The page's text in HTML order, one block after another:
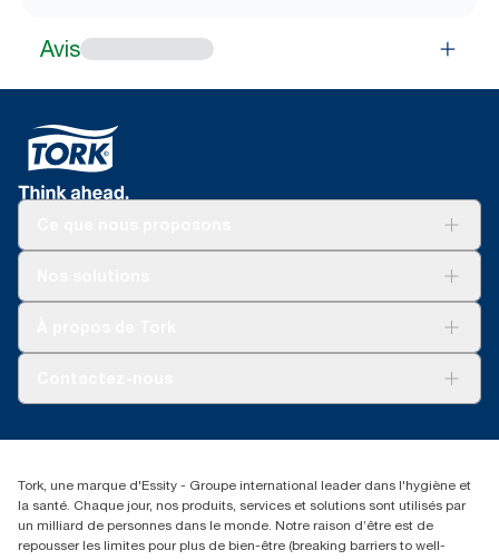
Avis
Réclamation pour distributeurs
02 766 05 30
Essity Belgium NV
Berkenlaan 8B
1831 MACHELEN
Tork, une marque d'Essity - Groupe international leader dans l'hygiène et
la santé. Chaque jour, nos produits, services et solutions sont utilisés par
un milliard de personnes dans le monde. Notre raison d’être est de
repousser les limites pour plus de bien-être (breaking barriers to well-